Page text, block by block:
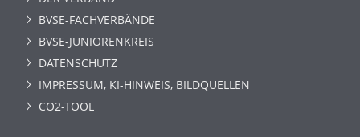
BVSE-FACHVERBÄNDE
BVSE-JUNIORENKREIS
DATENSCHUTZ
IMPRESSUM, KI-HINWEIS, BILDQUELLEN
CO2-TOOL